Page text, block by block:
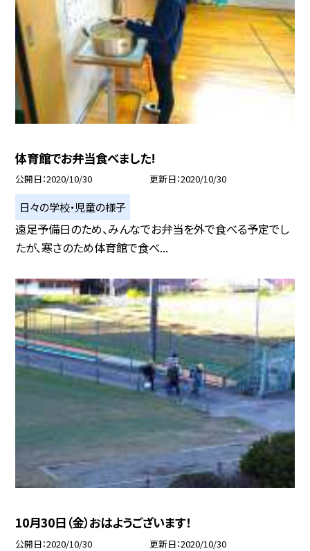
体育館でお弁当食べました!
公開日 2020/10/30 更新日 2020/10/30
日々の学校・児童の様子
遠足予備日のため、みんなでお弁当を外で食べる予定でし
たが、寒さのため体育館で食べ...
10月30日（金）おはようございます！
公開日 2020/10/30 更新日 2020/10/30